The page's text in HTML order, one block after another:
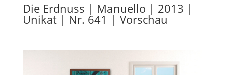
Die Erdnuss | Manuello | 2013 |
Unikat | Nr. 641 | Vorschau